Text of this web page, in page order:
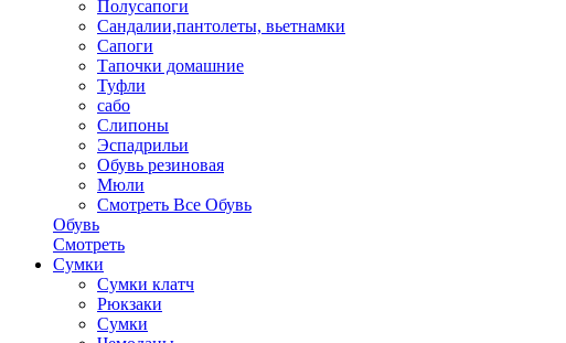
Полусапоги
Сандалии,пантолеты, вьетнамки
Сапоги
Тапочки домашние
Туфли
сабо
Слипоны
Эспадрильи
Обувь резиновая
Мюли
Смотреть Все Обувь
Обувь
Смотреть
Сумки
Сумки клатч
Рюкзаки
Сумки